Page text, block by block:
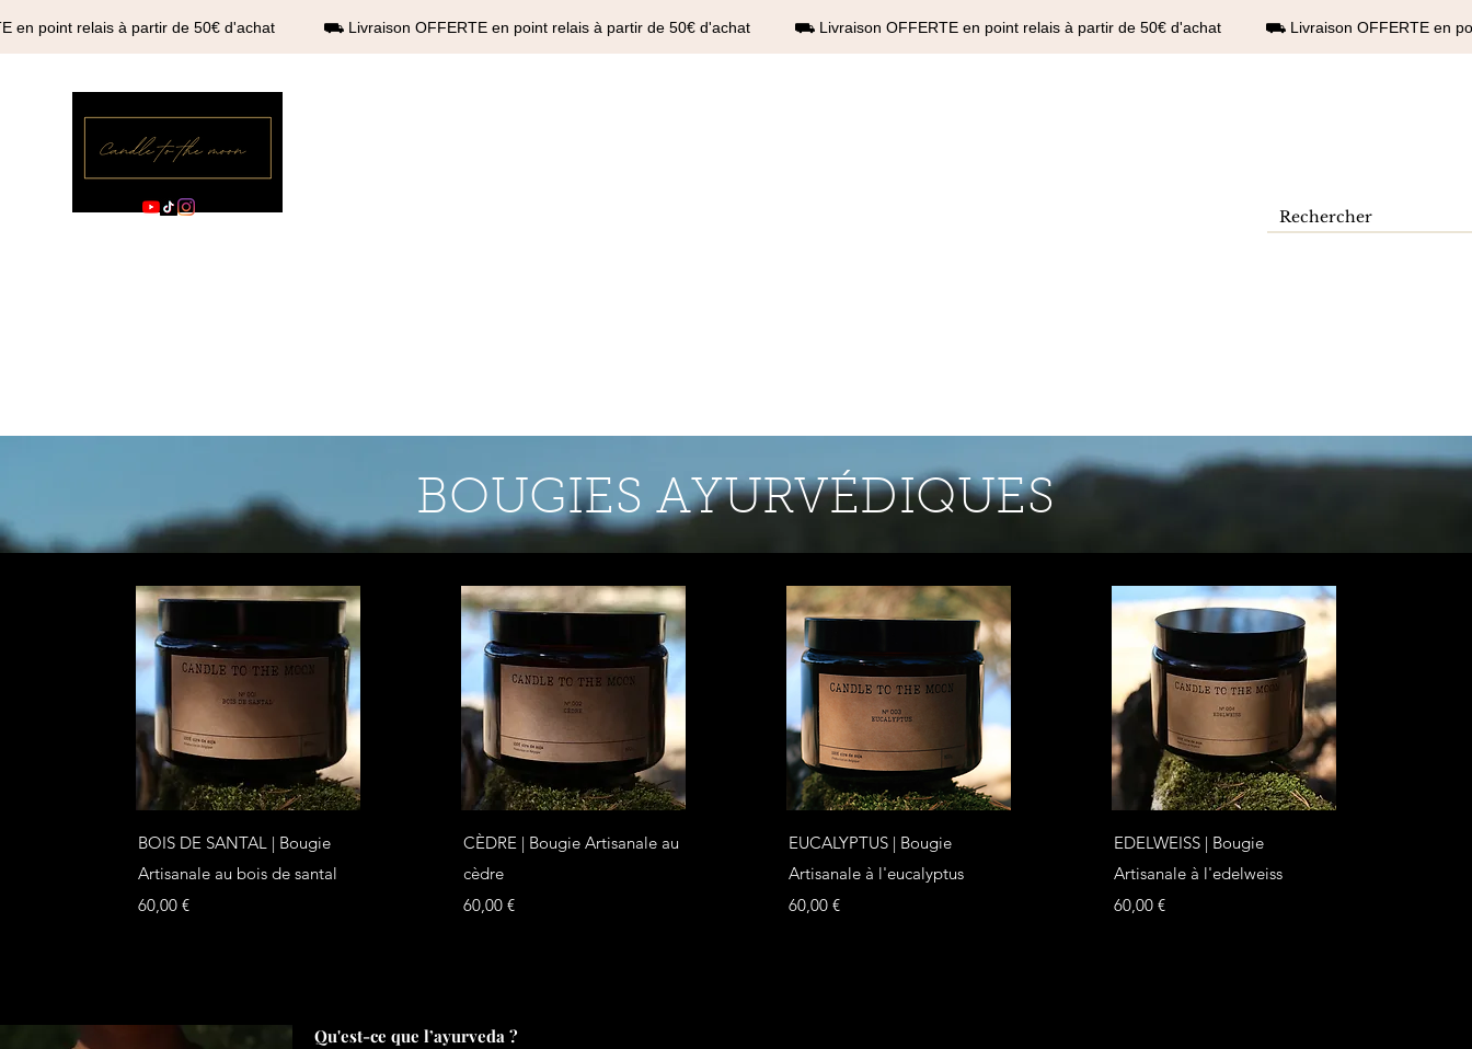
en point relais à partir de 50€ d'achat ⛟ Livraison OFFERTE en point relais à partir de 50€ d'achat ⛟ Livraison OFFERTE en point relais à partir de 50€ d'achat ⛟ Livraison OFFERTE en
BOUGIES AYURVÉDIQUES
Aperçu rapide
BOIS DE SANTAL | Bougie
Artisanale au bois de santal
Prix
60,00 €
Aperçu rapide
CÈDRE | Bougie Artisanale au
cèdre
Prix
60,00 €
Aperçu rapide
EUCALYPTUS | Bougie
Artisanale à l'eucalyptus
Prix
60,00 €
Aperçu rapide
EDELWEISS | Bougie
Artisanale à l'edelweiss
Prix
60,00 €
Qu'est-ce que l’ayurveda ?